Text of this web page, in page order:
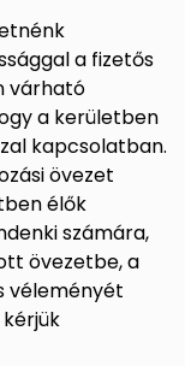
a fizetős
várható
a kerületben
kapcsolatban.
övezet
élők
számára,
övezetbe, a
véleményét